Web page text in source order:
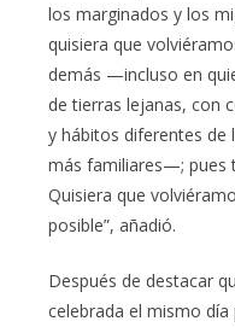
los marginados y los
quisiera que
demás —incluso en
de tierras lejanas, con
y hábitos diferentes de
más familiares—; pues
Quisiera que
posible”, añadió.
Después de destacar
celebrada el mismo